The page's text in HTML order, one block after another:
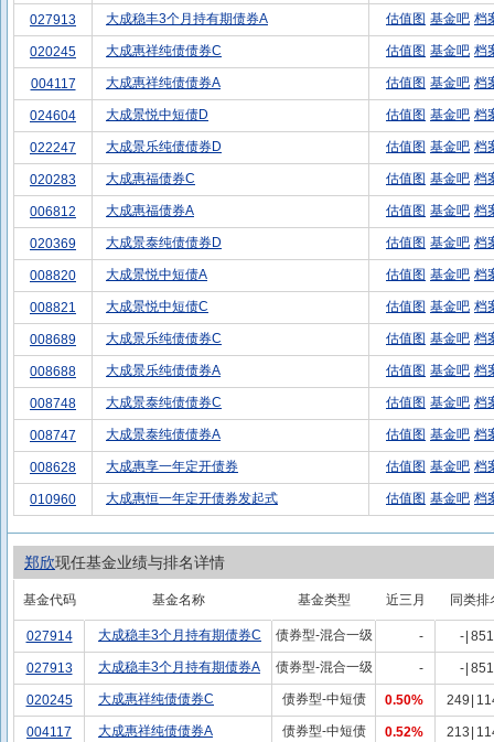
027913 大成稳丰3个月持有期债券A 估值图 基金吧 档
020245 大成惠祥纯债债券C 估值图 基金吧 档
004117 大成惠祥纯债债券A 估值图 基金吧 档
024604 大成景悦中短债D 估值图 基金吧 档
022247 大成景乐纯债债券D 估值图 基金吧 档
020283 大成惠福债券C 估值图 基金吧 档
006812 大成惠福债券A 估值图 基金吧 档
020369 大成景泰纯债债券D 估值图 基金吧 档
008820 大成景悦中短债A 估值图 基金吧 档
008821 大成景悦中短债C 估值图 基金吧 档
008689 大成景乐纯债债券C 估值图 基金吧 档
008688 大成景乐纯债债券A 估值图 基金吧 档
008748 大成景泰纯债债券C 估值图 基金吧 档
008747 大成景泰纯债债券A 估值图 基金吧 档
008628 大成惠享一年定开债券 估值图 基金吧 档
010960 大成惠恒一年定开债券发起式 估值图 基金吧 档
郑欣现任基金业绩与排名详情
基金代码 基金名称 基金类型 近三月 同类排
027914 大成稳丰3个月持有期债券C 债券型-混合一级 - - 851
027913 大成稳丰3个月持有期债券A 债券型-混合一级 - - 851
020245 大成惠祥纯债债券C 债券型-中短债 0.50% 249
004117 大成惠祥纯债债券A 债券型-中短债 0.52% 213